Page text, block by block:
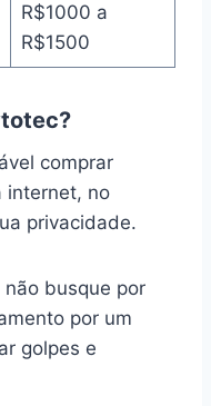
R$1000 a
R$1500
comprar
internet, no
privacidade.
busque por
por um
golpes e